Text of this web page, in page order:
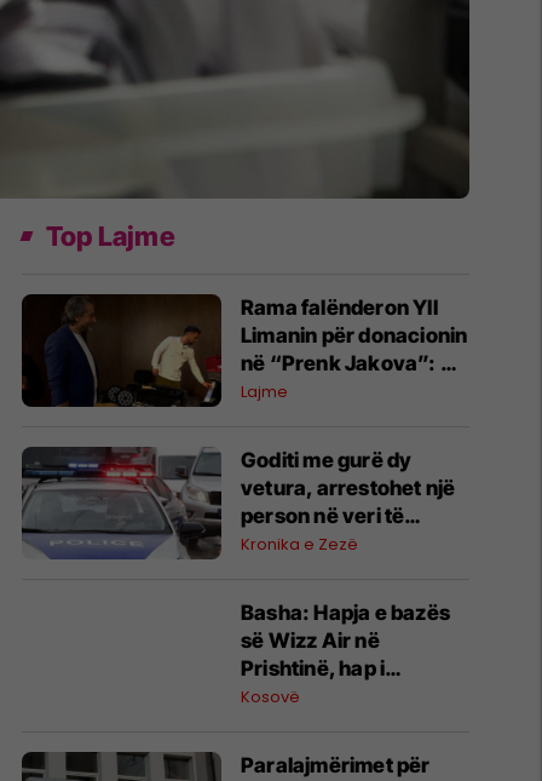
Top Lajme
Rama falënderon Yll
Limanin për donacionin
në “Prenk Jakova”: Po
investojmë në të
Lajme
Goditi me gurë dy
vetura, arrestohet një
person në veri të
Mitrovicës - dyshohet
tjera penale
Kronika e Zezë
Basha: Hapja e bazës
së Wizz Air në
Prishtinë, hap i
rëndësishëm për
Kosovë
Kosovë
Paralajmërimet për